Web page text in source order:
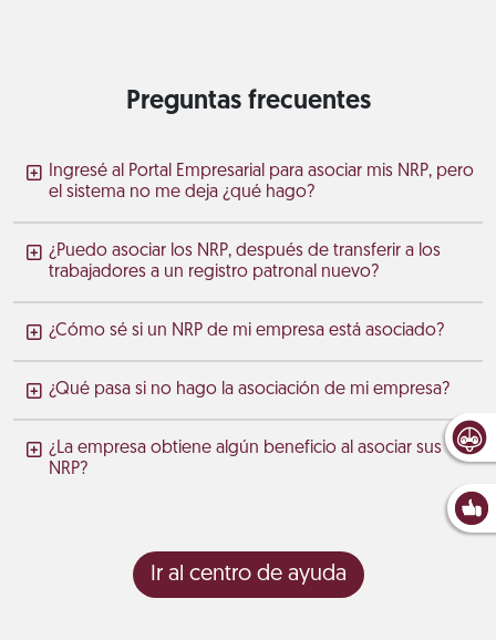
Preguntas frecuentes
Ingresé al Portal Empresarial para asociar mis NRP, pero
el sistema no me deja ¿qué hago?
¿Puedo asociar los NRP, después de transferir a los
trabajadores a un registro patronal nuevo?
¿Cómo sé si un NRP de mi empresa está asociado?
¿Qué pasa si no hago la asociación de mi empresa?
¿La empresa obtiene algún beneficio al asociar sus
NRP?
Ir al centro de ayuda